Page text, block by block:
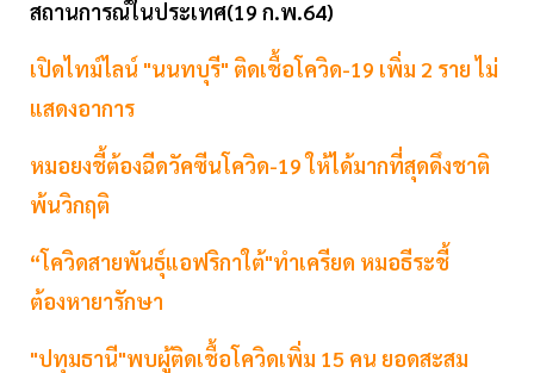
สถานการณ์ในประเทศ(19 ก.พ.64)
เปิดไทม์ไลน์ "นนทบุรี" ติดเชื้อโควิด-19 เพิ่ม 2 ราย ไม่
แสดงอาการ
หมอยงชี้ต้องฉีดวัคซีนโควิด-19 ให้ได้มากที่สุดดึงชาติ
พ้นวิกฤติ
“โควิดสายพันธุ์แอฟริกาใต้"ทำเครียด หมอธีระชี้
ต้องหายารักษา
"ปทุมธานี"พบผู้ติดเชื้อโควิดเพิ่ม 15 คน ยอดสะสม